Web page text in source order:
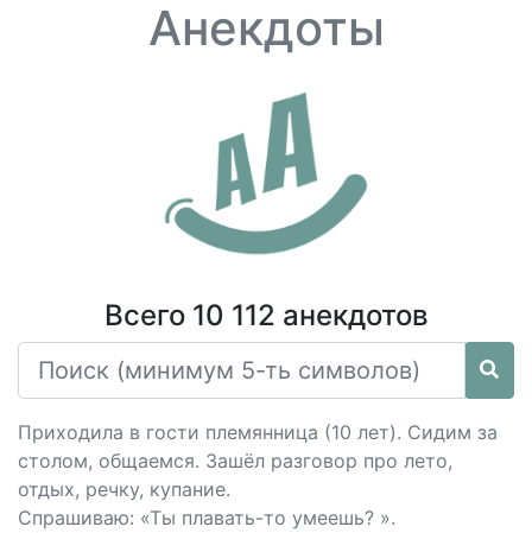
Анекдоты
Всего 10 112 анекдотов
Приходила в гости племянница (10 лет). Сидим за
столом, общаемся. Зашёл разговор про лето,
отдых, речку, купание.
Спрашиваю: «Ты плавать-то умеешь? ».